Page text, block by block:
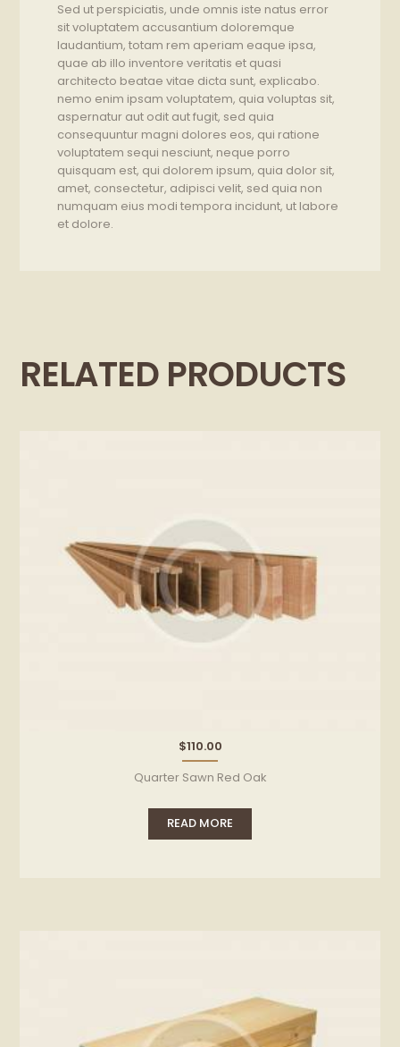
Sed ut perspiciatis, unde omnis iste natus error
sit voluptatem accusantium doloremque
laudantium, totam rem aperiam eaque ipsa,
quae ab illo inventore veritatis et quasi
architecto beatae vitae dicta sunt, explicabo.
nemo enim ipsam voluptatem, quia voluptas sit,
aspernatur aut odit aut fugit, sed quia
consequuntur magni dolores eos, qui ratione
voluptatem sequi nesciunt, neque porro
quisquam est, qui dolorem ipsum, quia dolor sit,
amet, consectetur, adipisci velit, sed quia non
numquam eius modi tempora incidunt, ut labore
et dolore.
RELATED PRODUCTS
$110.00
Quarter Sawn Red Oak
READ MORE